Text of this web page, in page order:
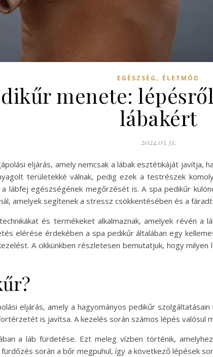
EGÉSZSÉG , ÉLETMÓD
menete:
lábakért
2024.05.31.
eljárás, amely nemcsak a lábak esztétikáját javítja,
területekké válnak, pedig ezek a testrészek
lábfej egészségének megőrzését is. A spa pedikűr
amelyek segítenek a stressz csökkentésében és a
és termékeket alkalmaznak, amelyek révén a
elérése érdekében a spa pedikűr általában egy
A cikkünkben részletesen bemutatjuk, hogy
eljárás, amely a hagyományos pedikűr
is javítsa. A kezelés során számos lépés valósul
a láb fürdetése. Ezt meleg vízben történik,
során a bőr megpuhul, így a következő lépések